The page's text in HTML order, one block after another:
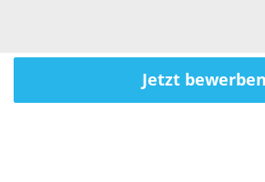
Jetzt bewerben